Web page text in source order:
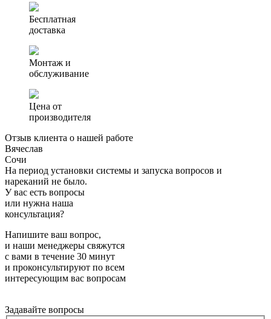
канализация)
ФинтекБесплатная
доставка
Монтаж и
обслуживание
Цена от
производителя
Отзыв клиента о нашей работе
Вячеслав
Сочи
На период установки системы и запуска вопросов и
нареканий не было.
У вас есть вопросы
или нужна наша
консультация?
Напишите ваш вопрос,
и наши менеджеры свяжутся
с вами в течение 30 минут
и проконсультируют по всем
интересующим вас вопросам
Задавайте вопросы